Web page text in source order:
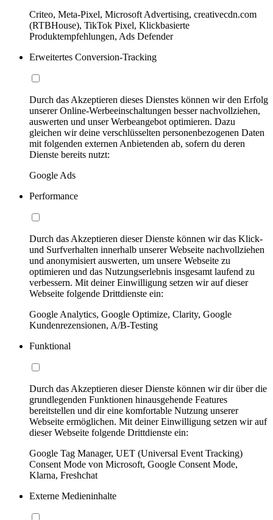
Criteo, Meta-Pixel, Microsoft Advertising, creativecdn.com
(RTBHouse), TikTok Pixel, Klickbasierte
Produktempfehlungen, Ads Defender
Erweitertes Conversion-Tracking
Durch das Akzeptieren dieses Dienstes können wir den Erfolg
unserer Online-Werbeeinschaltungen besser nachvollziehen,
auswerten und unser Werbeangebot optimieren. Dazu
gleichen wir deine verschlüsselten personenbezogenen Daten
mit folgenden externen Anbietenden ab, sofern du deren
Dienste bereits nutzt:
Google Ads
Performance
Durch das Akzeptieren dieser Dienste können wir das Klick-
und Surfverhalten innerhalb unserer Webseite nachvollziehen
und anonymisiert auswerten, um unsere Webseite zu
optimieren und das Nutzungserlebnis insgesamt laufend zu
verbessern. Mit deiner Einwilligung setzen wir auf dieser
Webseite folgende Drittdienste ein:
Google Analytics, Google Optimize, Clarity, Google
Kundenrezensionen, A/B-Testing
Funktional
Durch das Akzeptieren dieser Dienste können wir dir über die
grundlegenden Funktionen hinausgehende Features
bereitstellen und dir eine komfortable Nutzung unserer
Webseite ermöglichen. Mit deiner Einwilligung setzen wir auf
dieser Webseite folgende Drittdienste ein:
Google Tag Manager, UET (Universal Event Tracking)
Consent Mode von Microsoft, Google Consent Mode,
Klarna, Freshchat
Externe Medieninhalte